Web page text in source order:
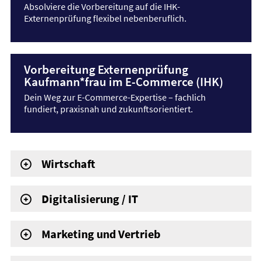
Absolviere die Vorbereitung auf die IHK-
Externenprüfung flexibel nebenberuflich.
Vorbereitung Externenprüfung
Kaufmann*frau im E-Commerce (IHK)
Dein Weg zur E-Commerce-Expertise – fachlich
fundiert, praxisnah und zukunftsorientiert.
Wirtschaft
Digitalisierung / IT
Marketing und Vertrieb